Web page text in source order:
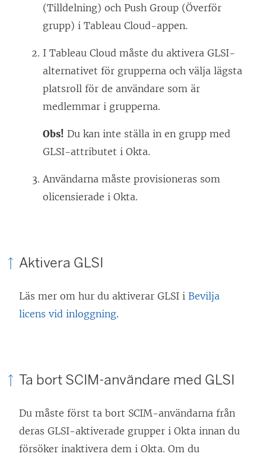
f
ö
s
t
e
r
)
(Tilldelning) och Push Group (Överför
grupp) i Tableau Cloud-appen.
I Tableau Cloud måste du aktivera GLSI-
alternativet för grupperna och välja lägsta
platsroll för de användare som är
medlemmar i grupperna.
Obs! Du kan inte ställa in en grupp med
GLSI-attributet i Okta.
Användarna måste provisioneras som
olicensierade i Okta.
Aktivera GLSI
Läs mer om hur du aktiverar GLSI i Bevilja
licens vid inloggning.
Ta bort SCIM-användare med GLSI
Du måste först ta bort SCIM-användarna från
deras GLSI-aktiverade grupper i Okta innan du
försöker inaktivera dem i Okta. Om du